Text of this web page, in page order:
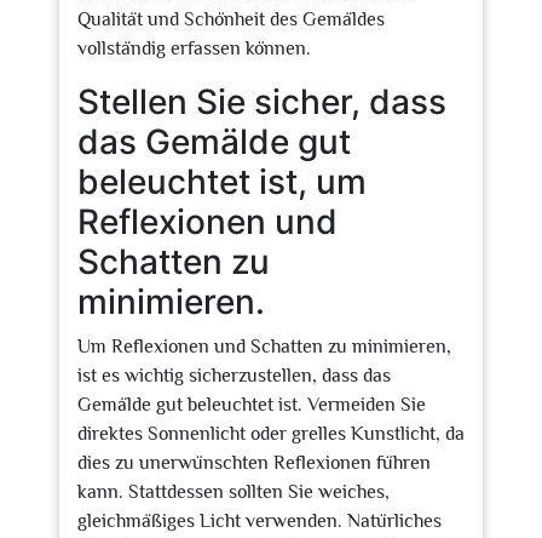
Qualität und Schönheit des Gemäldes
vollständig erfassen können.
Stellen Sie sicher, dass
das Gemälde gut
beleuchtet ist, um
Reflexionen und
Schatten zu
minimieren.
Um Reflexionen und Schatten zu minimieren,
ist es wichtig sicherzustellen, dass das
Gemälde gut beleuchtet ist. Vermeiden Sie
direktes Sonnenlicht oder grelles Kunstlicht, da
dies zu unerwünschten Reflexionen führen
kann. Stattdessen sollten Sie weiches,
gleichmäßiges Licht verwenden. Natürliches